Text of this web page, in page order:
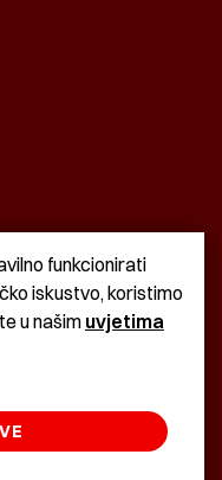
funkcionirati
iskustvo, koristimo
u našim uvjetima